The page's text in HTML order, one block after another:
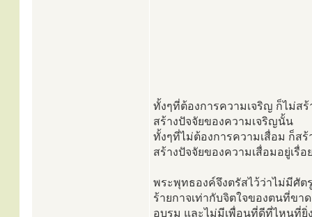
ทั้งๆที่ต้องการความเจริญ ก็ไม่สร้
สร้างปัจจัยของความเจริญนั้น
ทั้งๆที่ไม่ต้องการความเสื่อม ก็สร้
สร้างปัจจัยของความเสื่อมอยู่เรื่อ
พระพุทธองค์จึงตรัสไว้ว่าไม่มีศัต
ร้ายกาจเท่ากับจิตใจของตนที่ขา
อบรม และไม่มีเพื่อนที่ดีที่ไหนที่ยิ่